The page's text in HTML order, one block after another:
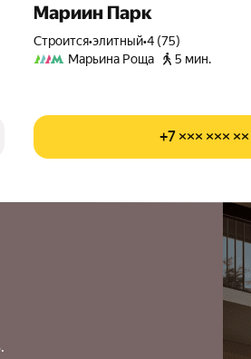
Мариин Парк
Строится•элитный•4 (75)
Марьина Роща
5 мин.
+7 ××× ×××